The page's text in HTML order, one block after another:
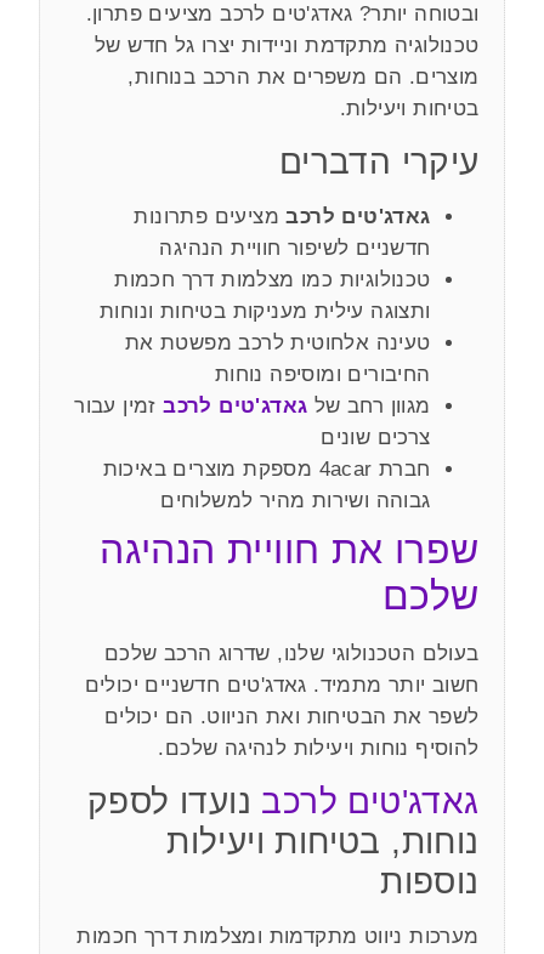
ובטוחה יותר? גאדג'טים לרכב מציעים פתרון.
טכנולוגיה מתקדמת וניידות יצרו גל חדש של
מוצרים. הם משפרים את הרכב בנוחות,
בטיחות ויעילות.
עיקרי הדברים
גאדג'טים לרכבמציעים פתרונות
חדשניים לשיפור חוויית הנהיגה
טכנולוגיות כמו מצלמות דרך חכמות
ותצוגה עילית מעניקות בטיחות ונוחות
טעינה אלחוטית לרכב מפשטת את
החיבורים ומוסיפה נוחות
מגוון רחב של גאדג'טים לרכבזמין עבור
צרכים שונים
חברת 4acar מספקת מוצרים באיכות
גבוהה ושירות מהיר למשלוחים
שפרו את חוויית הנהיגה
שלכם
בעולם הטכנולוגי שלנו, שדרוג הרכב שלכם
חשוב יותר מתמיד. גאדג'טים חדשניים יכולים
לשפר את הבטיחות ואת הניווט. הם יכולים
להוסיף נוחות ויעילות לנהיגה שלכם.
גאדג'טים לרכב נועדו לספק
נוחות, בטיחות ויעילות
נוספות
מערכות ניווט מתקדמות ומצלמות דרך חכמות